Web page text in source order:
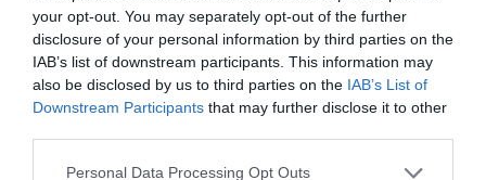
your opt-out. You may separately opt-out of the further
disclosure of your personal information by third parties on the
IAB’s list of downstream participants. This information may
also be disclosed by us to third parties on the IAB’s List of
Downstream Participants that may further disclose it to other
Please note that this website/app uses one or more Google
Personal Data Processing Opt Outs
Fungus Is A Parasite, And It Dies From A Drop Of